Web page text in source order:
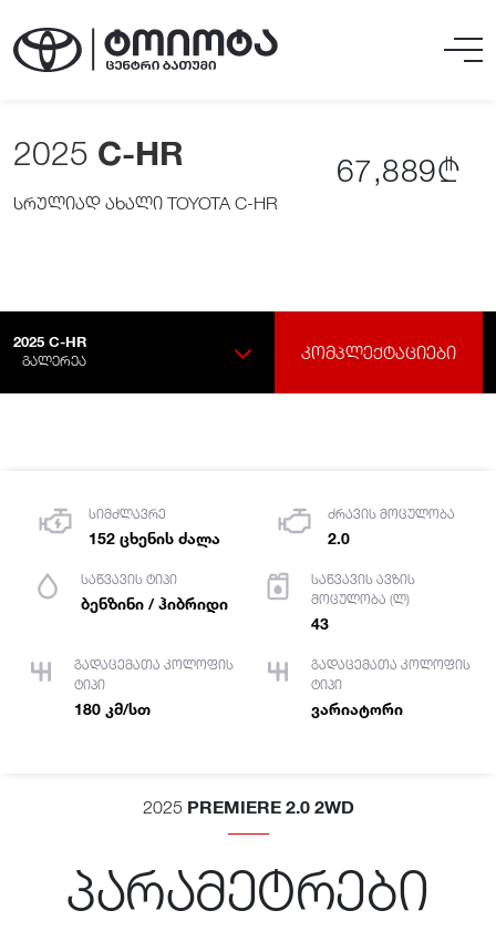
2025 C-HR
სრულიად ახალი TOYOTA C-HR
67,889₾
2025 C-HR
ᲒᲐᲚᲔᲠᲔᲐ
ᲙᲝᲛᲞᲚᲔᲥᲢᲐᲪᲘᲔᲑᲘ
სიმძლავრე
152 ცხენის ძალა
ძრავის მოცულობა
2.0
საწვავის ტიპი
ბენზინი / ჰიბრიდი
საწვავის ავზის
მოცულობა (ლ)
43
გადაცემათა კოლოფის
ტიპი
180 კმ/სთ
გადაცემათა კოლოფის
ტიპი
ვარიატორი
2025 PREMIERE 2.0 2WD
პარამეტრები